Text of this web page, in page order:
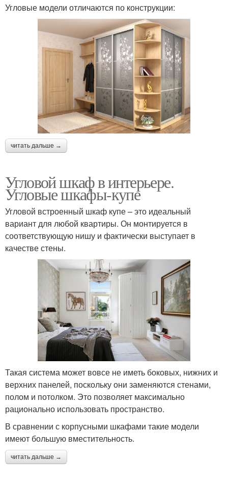
Угловые модели отличаются по конструкции:
читать дальше →
Угловой шкаф в интерьере.
Угловые шкафы-купе
Угловой встроенный шкаф купе – это идеальный
вариант для любой квартиры. Он монтируется в
соответствующую нишу и фактически выступает в
качестве стены.
Такая система может вовсе не иметь боковых, нижних и
верхних панелей, поскольку они заменяются стенами,
полом и потолком. Это позволяет максимально
рационально использовать пространство.
В сравнении с корпусными шкафами такие модели
имеют большую вместительность.
читать дальше →